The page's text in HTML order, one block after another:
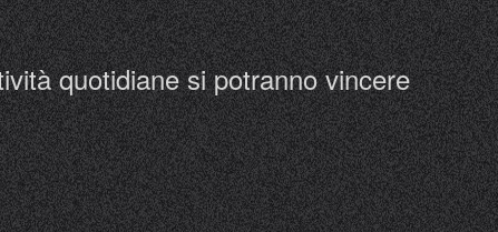
quotidiane si potranno vincere